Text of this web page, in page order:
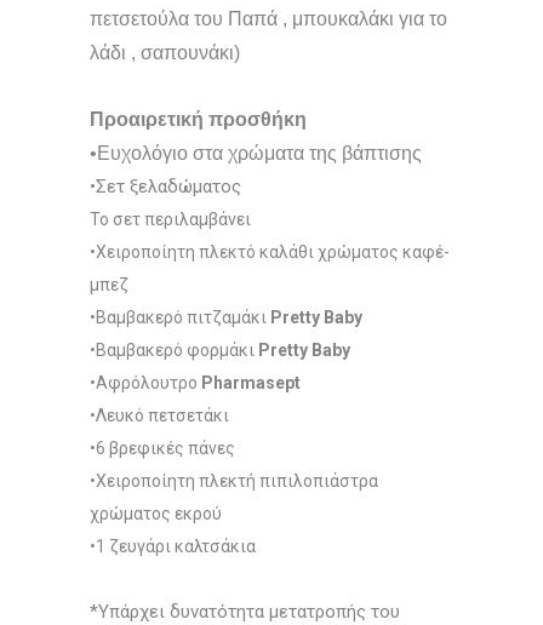
πετσετούλα του Παπά , μπουκαλάκι για το
λάδι , σαπουνάκι)
Προαιρετική προσθήκη
•Ευχολόγιο στα χρώματα της βάπτισης
•Σετ ξελαδώματος
Το σετ περιλαμβάνει
•Χειροποίητη πλεκτό καλάθι χρώματος καφέ-
μπεζ
•Βαμβακερό πιτζαμάκι Pretty Baby
•Βαμβακερό φορμάκι Pretty Baby
•Αφρόλουτρο Pharmasept
•Λευκό πετσετάκι
•6 βρεφικές πάνες
•Χειροποίητη πλεκτή πιπιλοπιάστρα
χρώματος εκρού
•1 ζευγάρι καλτσάκια
*Υπάρχει δυνατότητα μετατροπής του